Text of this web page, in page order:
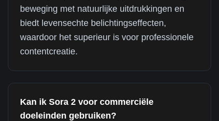
beweging met natuurlijke uitdrukkingen en
biedt levensechte belichtingseffecten,
waardoor het superieur is voor professionele
contentcreatie.
Kan ik Sora 2 voor commerciële
doeleinden gebruiken?